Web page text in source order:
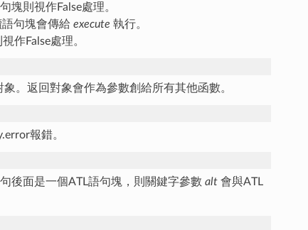
塊則視作False處理。
句塊會傳給 execute 執行。
作False處理。
。返回對象會作為參數創給所有其他函數。
報錯。
後面是一個ATL語句塊，則關鍵字參數 alt會與ATL